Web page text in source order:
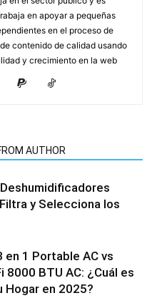
en apoyar a pequeñas
en el proceso de
contenido de calidad usando
y crecimiento en la web
AUTHOR
y Selecciona los
en 1 Portable AC vs
8000 BTU AC: ¿Cuál es
Hogar en 2025?